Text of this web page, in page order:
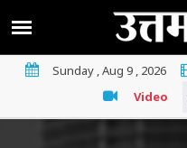
Sunday , Aug 9 , 2026
Video